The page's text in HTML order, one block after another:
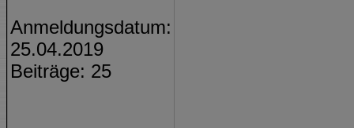
Anmeldungsdatum:
25.04.2019
Beiträge: 25